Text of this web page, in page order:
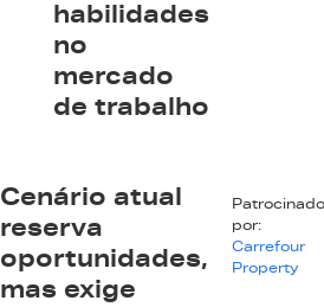
habilidades
no
mercado
de trabalho
Cenário atual
reserva
oportunidades,
mas exige
Patrocinado
por:
Carrefour
Property